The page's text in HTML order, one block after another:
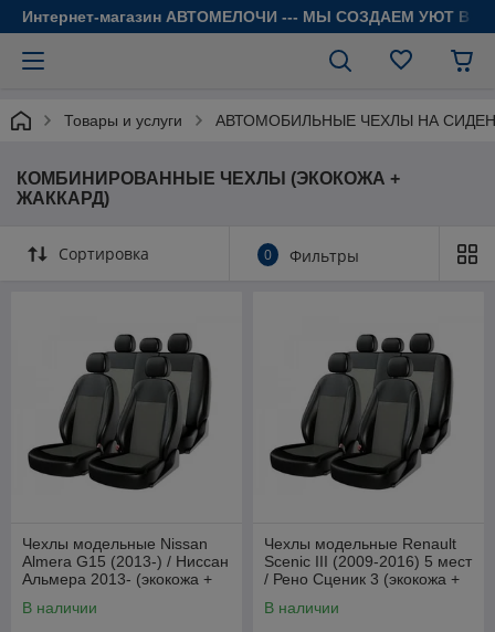
Интернет-магазин АВТОМЕЛОЧИ --- МЫ СОЗДАЕМ УЮТ В
Товары и услуги АВТОМОБИЛЬНЫЕ ЧЕХЛЫ НА
КОМБИНИРОВАННЫЕ ЧЕХЛЫ (ЭКОКОЖА +
ЖАККАРД)
Сортировка 0 Фильтры
Чехлы модельные Nissan
Almera G15 (2013-) / Ниссан
Альмера 2013- (экокожа +
В наличии
Чехлы модельные Renault
Scenic III (2009-2016) 5 мест
/ Рено Сценик 3 (экокожа +
В наличии